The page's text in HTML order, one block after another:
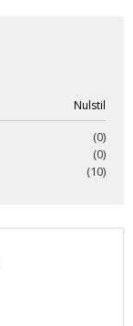
Nulstil
(0)
(0)
(10)